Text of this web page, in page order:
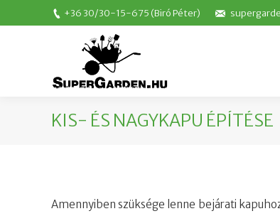
+36 30/30-15-675 (Biró Péter)
KIS- ÉS NAGYKAPU ÉPÍTÉSE
Amennyiben szüksége lenne bejárati